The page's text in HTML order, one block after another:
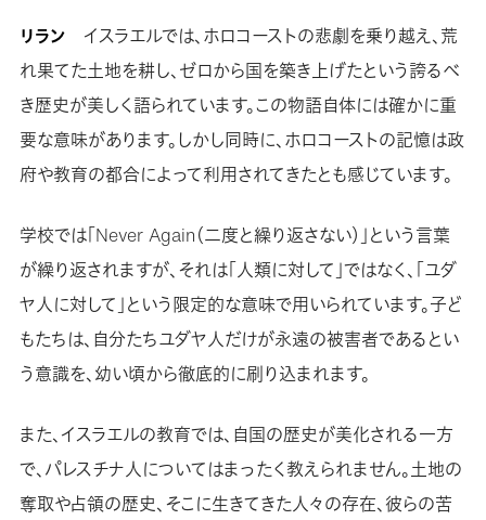
リラン イスラエルでは、ホロコーストの悲劇を乗り越え、荒
れ果てた土地を耕し、ゼロから国を築き上げたという誇るべ
き歴史が美しく語られています。この物語自体には確かに重
要な意味があります。しかし同時に、ホロコーストの記憶は政
府や教育の都合によって利用されてきたとも感じています。
学校では「Never Again（二度と繰り返さない）」という言葉
が繰り返されますが、それは「人類に対して」ではなく、「ユダ
ヤ人に対して」という限定的な意味で用いられています。子ど
もたちは、自分たちユダヤ人だけが永遠の被害者であるとい
う意識を、幼い頃から徹底的に刷り込まれます。
また、イスラエルの教育では、自国の歴史が美化される一方
で、パレスチナ人についてはまったく教えられません。土地の
奪取や占領の歴史、そこに生きてきた人々の存在、彼らの苦